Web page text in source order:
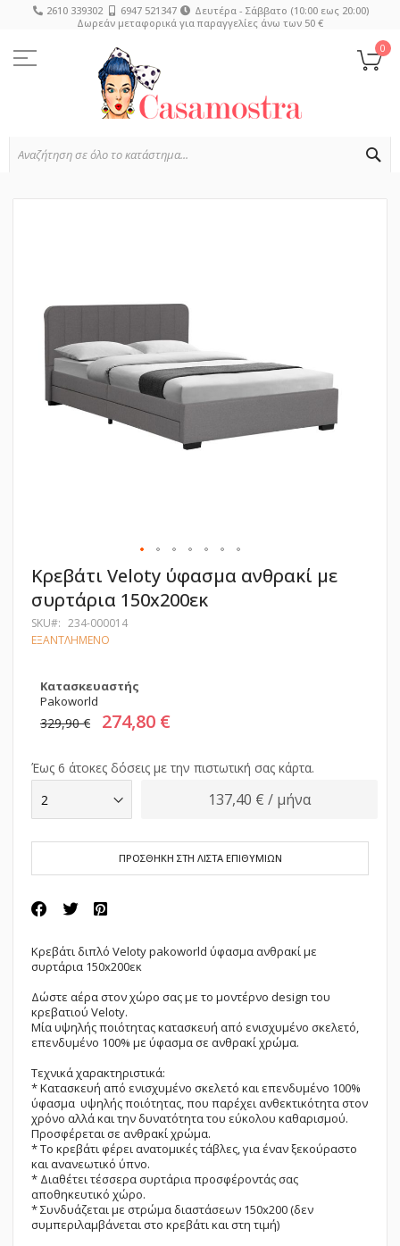
2610 339302 6947 521347
Δευτέρα - Σάββατο (10:00 εως 20:00)
Δωρεάν μεταφορικά για παραγγελίες άνω των 50 €
στο
περιεχόμενο
0
Μετάβαση
στην
αρχή
της
συλλογής
εικόνων
Κρεβάτι Veloty ύφασμα ανθρακί με
συρτάρια 150x200εκ
SKU
234-000014
ΕΞΑΝΤΛΗΜΕΝΟ
Κατασκευαστής
Pakoworld
329,90 € 274,80 €
Έως 6 άτοκες δόσεις με την πιστωτική σας κάρτα.
137,40 € / μήνα
ΠΡΟΣΘΗΚΗ ΣΤΗ ΛΙΣΤΑ ΕΠΙΘΥΜΙΩΝ
Κρεβάτι διπλό Veloty pakoworld ύφασμα ανθρακί με
συρτάρια 150x200εκ
Δώστε αέρα στον χώρο σας με το μοντέρνο design του
κρεβατιού Veloty.
Μία υψηλής ποιότητας κατασκευή από ενισχυμένο σκελετό,
επενδυμένο 100% με ύφασμα σε ανθρακί χρώμα.
Τεχνικά χαρακτηριστικά:
* Κατασκευή από ενισχυμένο σκελετό και επενδυμένο 100%
ύφασμα υψηλής ποιότητας, που παρέχει ανθεκτικότητα στον
χρόνο αλλά και την δυνατότητα του εύκολου καθαρισμού.
Προσφέρεται σε ανθρακί χρώμα.
* Το κρεβάτι φέρει ανατομικές τάβλες, για έναν ξεκούραστο
και ανανεωτικό ύπνο.
* Διαθέτει τέσσερα συρτάρια προσφέροντάς σας
αποθηκευτικό χώρο.
* Συνδυάζεται με στρώμα διαστάσεων 150x200 (δεν
συμπεριλαμβάνεται στο κρεβάτι και στη τιμή)